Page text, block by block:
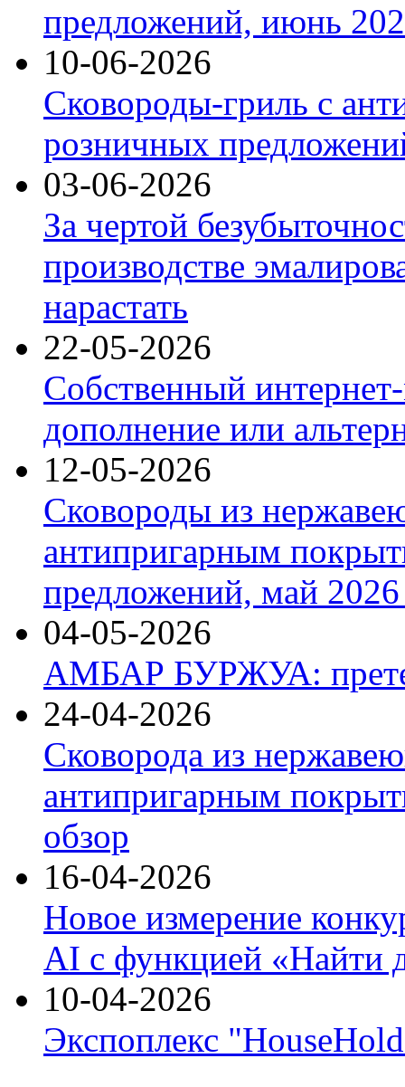
предложений, июнь
10-06-2026
Сковороды-гриль с
розничных
03-06-2026
За чертой
производстве
нарастать
22-05-2026
Собственный
дополнение или
12-05-2026
Сковороды из
антипригарным
предложений, май 2026
04-05-2026
АМБАР БУРЖУА:
24-04-2026
Сковорода из
антипригарным
обзор
16-04-2026
Новое измерение
AI с функцией «Найти
10-04-2026
Экспоплекс